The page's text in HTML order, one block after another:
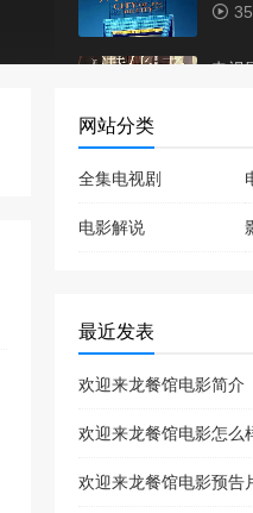
电视
仙台
清明
难哄
网站分类
全集电视剧
电影解说
最近发表